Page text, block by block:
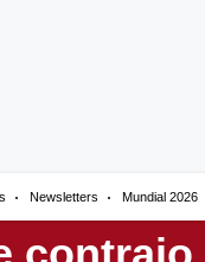
Newsletters Mundial 2026